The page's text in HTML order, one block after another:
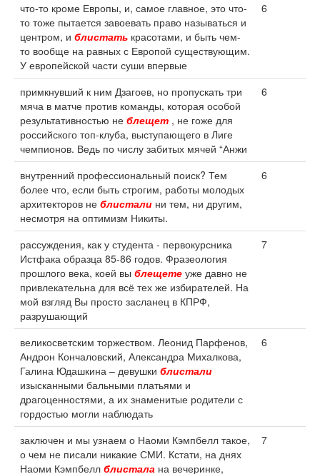
что-то кроме Европы, и, самое главное, это что-
то тоже пытается завоевать право называться и
центром, и блистать красотами, и быть чем-
то вообще на равных с Европой существующим.
У европейской части суши впервые
6
примкнувший к ним Дзагоев, но пропускать три
мяча в матче против команды, которая особой
результативностью не блещет , не гоже для
российского топ-клуба, выступающего в Лиге
чемпионов. Ведь по числу забитых мячей “Анжи
6
внутренний профессиональный поиск? Тем
более что, если быть строгим, работы молодых
архитекторов не блистали ни тем, ни другим,
несмотря на оптимизм Никиты.
6
рассуждения, как у студента - первокурсника
Истфака образца 85-86 годов. Фразеология
прошлого века, коей вы блещете уже давно не
привлекательна для всё тех же избирателей. На
мой взгляд Вы просто засланец в КПРФ,
разрушающий
7
великосветским торжеством. Леонид Парфенов,
Андрон Кончаловский, Александра Михалкова,
Галина Юдашкина – девушки блистали
изысканными бальными платьями и
драгоценностями, а их знаменитые родители с
гордостью могли наблюдать
6
заключен и мы узнаем о Наоми Кэмпбелл такое,
о чем не писали никакие СМИ. Кстати, на днях
Наоми Кэмпбелл блистала на вечеринке,
7